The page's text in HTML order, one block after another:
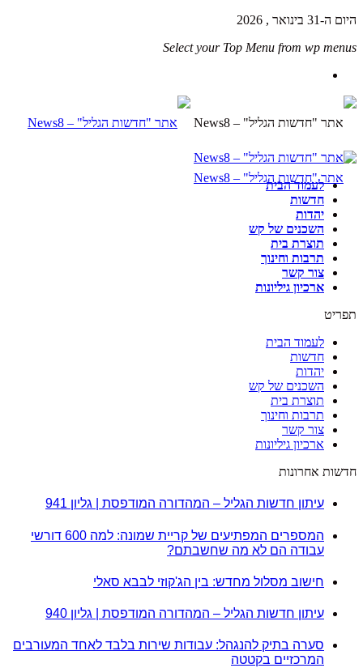
היום ה-31 בינואר , 2026
Select your Top Menu from wp menus
לעמוד הבית
חדשות
יהדות
השכנים של קש
תוצרת בית
תרבות וחינוך
צור קשר
ארכיון גיליונות
תפריט
לעמוד הבית
חדשות
יהדות
השכנים של קש
תוצרת בית
תרבות וחינוך
צור קשר
ארכיון גיליונות
חדשות אחרונות
עיתון חדשות הגליל – המהדורה המודפסת | גליון 941
המספרים המפתיעים של קריית שמונה: למה 600 דורשי
עבודה הם לא מה שחשבתם?
חישוב מסלול מחדש: בין הג'קוזי לבבא סאלי
עיתון חדשות הגליל – המהדורה המודפסת | גליון 940
סערה בתיק להנגהל: עבודות שירות בלבד לאחד המעורבים
המרכזיים בקטטה